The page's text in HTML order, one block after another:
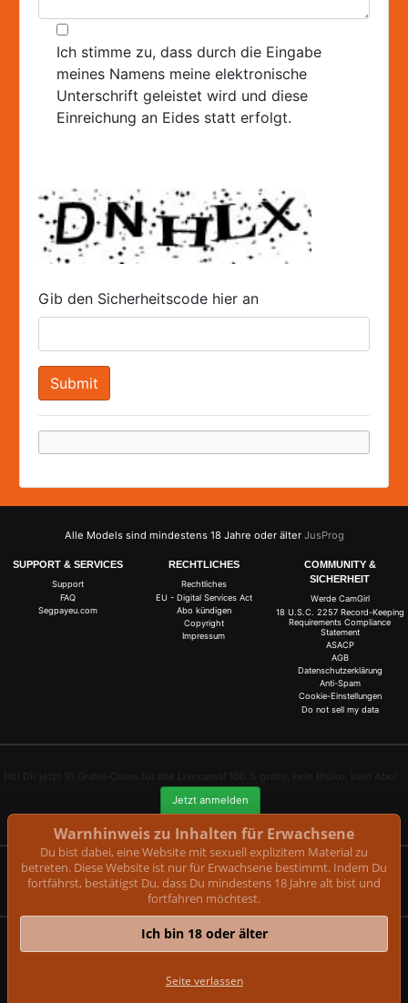
Ich stimme zu, dass durch die Eingabe
meines Namens meine elektronische
Unterschrift geleistet wird und diese
Einreichung an Eides statt erfolgt.
Gib den Sicherheitscode hier an
Alle Models sind mindestens 18 Jahre oder älter JusProg
SUPPORT & SERVICES
Support
FAQ
Segpayeu.com
RECHTLICHES
Rechtliches
EU - Digital Services Act
Abo kündigen
Copyright
Impressum
COMMUNITY &
SICHERHEIT
Werde CamGirl
18 U.S.C. 2257 Record-Keeping
Requirements Compliance
Statement
ASACP
AGB
Datenschutzerklärung
Anti-Spam
Cookie-Einstellungen
Do not sell my data
Hol Dir jetzt 10 Gratis-Coins für alle Livecams! 100 % gratis, kein Risiko, kein Abo!
Jetzt anmelden
Beschwerden und Entfernung von Inhalten
© Copyright:lea.live
GmbH, Wannenäckerstr. 25, D-74078 Heilbronn
Warnhinweis zu Inhalten für Erwachsene
Du bist dabei, eine Website mit sexuell explizitem Material zu
betreten. Diese Website ist nur für Erwachsene bestimmt. Indem Du
fortfährst, bestätigst Du, dass Du mindestens 18 Jahre alt bist und
fortfahren möchtest.
Ich bin 18 oder älter
Seite verlassen